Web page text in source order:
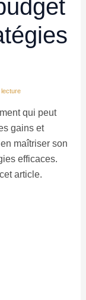
lecture
qui peut
gains et
maîtriser son
efficaces.
article.